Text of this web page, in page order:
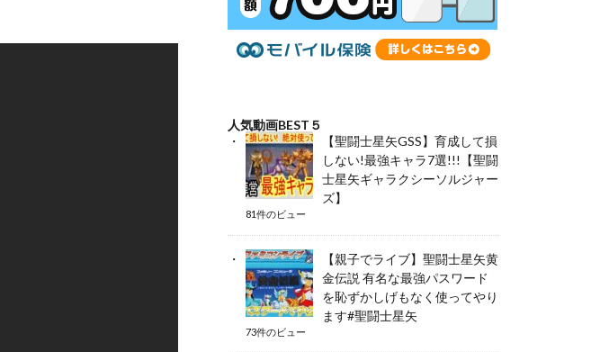
人気動画BEST５
【聖闘士星矢GSS】育成して損
しない!最強キャラ7選!!!【聖闘
士星矢ギャラクシーソルジャー
ズ】
81件のビュー
【親子でライブ】聖闘士星矢黄
金伝説 有名な最強パスワード
を恥ずかしげもなく使ってやり
ます#聖闘士星矢
73件のビュー